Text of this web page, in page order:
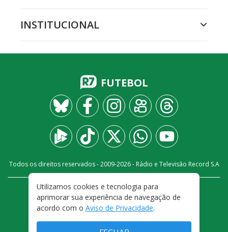
INSTITUCIONAL
FUTEBOL
Todos os direitos reservados - 2009-2026- Rádio e Televisão Record S.A
FALE CONOSCO
PRIVACIDADE
TERMOS E CONDIÇÕES DE USO
Utilizamos cookies e tecnologia para
aprimorar sua experiência de navegação de
acordo com o Aviso de Privacidade.